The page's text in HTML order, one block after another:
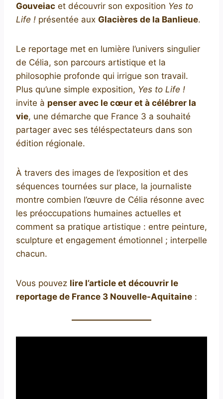
Gouveiac et découvrir son exposition Yes to
Life ! présentée aux Glacières de la Banlieue.
Le reportage met en lumière l’univers singulier
de Célia, son parcours artistique et la
philosophie profonde qui irrigue son travail.
Plus qu’une simple exposition, Yes to Life !
invite à penser avec le cœur et à célébrer la
vie, une démarche que France 3 a souhaité
partager avec ses téléspectateurs dans son
édition régionale.
À travers des images de l’exposition et des
séquences tournées sur place, la journaliste
montre combien l’œuvre de Célia résonne avec
les préoccupations humaines actuelles et
comment sa pratique artistique : entre peinture,
sculpture et engagement émotionnel ; interpelle
chacun.
Vous pouvez lire l’article et découvrir le
reportage de France 3 Nouvelle-Aquitaine :